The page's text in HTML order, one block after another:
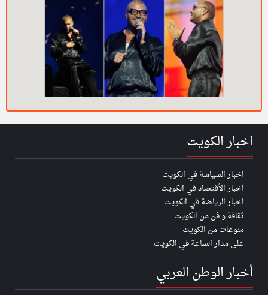
اخبار الكويت
اخبار السياسة في الكويت
اخبار الأقتصاد في الكويت
اخبار الرياضة في الكويت
ثقافة و فن من الكويت
منوعات من الكويت
على مدار الساعة في الكويت
أخبار الوطن العربي